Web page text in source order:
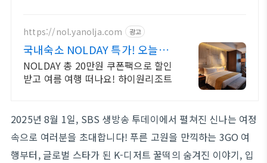
https://nol.yanolja.com 광고
국내숙소 NOLDAY 특가! 오늘의
숙박 핫딜!
NOLDAY 총 20만원 쿠폰팩으로 할인
받고 여름 여행 떠나요! 하이원리조트
2025년 8월 1일, SBS 생방송 투데이에서 펼쳐진 신나는 여정
속으로 여러분을 초대합니다! 푸른 고원을 만끽하는 3GO 여
행부터, 글로벌 스타가 된 K-디저트 꿀떡의 숨겨진 이야기, 입